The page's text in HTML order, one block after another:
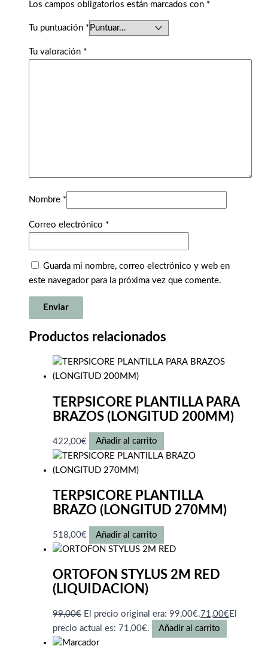
Los campos obligatorios están marcados con *
Tu puntuación *
Tu valoración *
Nombre *
Correo electrónico *
Guarda mi nombre, correo electrónico y web en
este navegador para la próxima vez que comente.
Productos relacionados
TERPSICORE PLANTILLA PARA
BRAZOS (LONGITUD 200MM)
422,00€ Añadir al carrito
TERPSICORE PLANTILLA
BRAZO (LONGITUD 270MM)
518,00€ Añadir al carrito
ORTOFON STYLUS 2M RED
(LIQUIDACION)
99,00€ El precio original era: 99,00€. 71,00€El
precio actual es: 71,00€.
Añadir al carrito